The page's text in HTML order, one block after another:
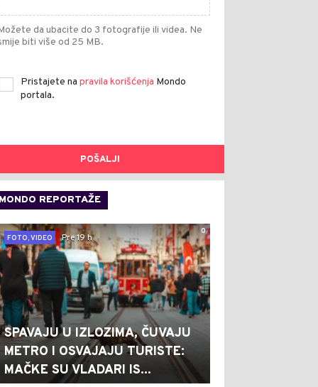
da ubacite do 3 fotografije ili videa. Ne
biti više od 25 MB.
Pristajete na pravila korišćenja Mondo
portala.
POŠALJI
MONDO REPORTAŽE
0
FOTO, VIDEO
Pre 19 h
SPAVAJU U IZLOZIMA, ČUVAJU
METRO I OSVAJAJU TURISTE:
MAČKE SU VLADARI IS...